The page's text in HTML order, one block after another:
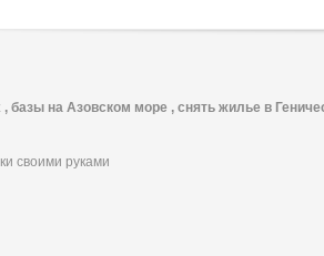
на Азовском море , снять жилье в
своими руками